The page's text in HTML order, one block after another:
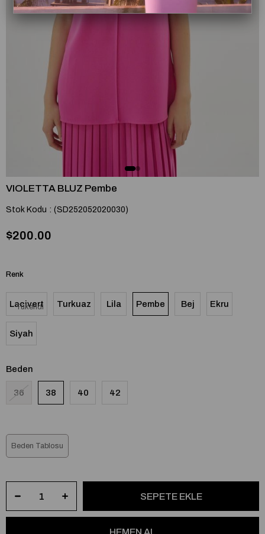
VIOLETTA BLUZ Pembe
Stok Kodu (SD252052020030)
$200.00
Renk
Tükendi
Lacivert Turkuaz Lila Pembe Bej Ekru
Siyah
Beden
36 38 40 42
Beden Tablosu